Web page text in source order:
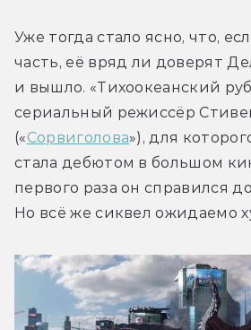
Уже тогда стало ясно, что,
часть, её вряд ли доверят
и вышло. «Тихоокеанский
сериальный режиссёр
(«Сорвиголова»), для
стала дебютом в большом
первого раза он справился
Но всё же сиквел ожидаемо